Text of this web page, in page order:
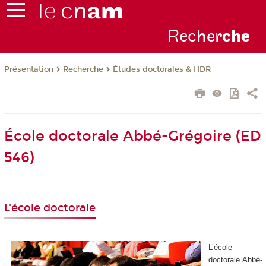
Recherche
Présentation Recherche Études doctorales & HDR
École doctorale Abbé-Grégoire (ED
546)
L'école doctorale
L’école
doctorale Abbé-